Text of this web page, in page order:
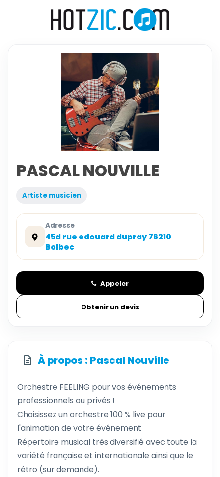
PASCAL NOUVILLE
Artiste musicien
Adresse
45d rue edouard dupray 76210
Bolbec
Appeler
Obtenir un devis
À propos : Pascal Nouville
Orchestre FEELING pour vos événements
professionnels ou privés !
Choisissez un orchestre 100 % live pour
l'animation de votre événement
Répertoire musical très diversifié avec toute la
variété française et internationale ainsi que le
rétro (sur demande).